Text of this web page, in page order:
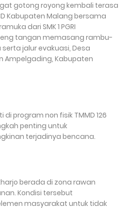
gotong royong kembali terasa
Kabupaten Malang bersama
dari SMK 1 PGRI
tangan memasang rambu-
jalur evakuasi, Desa
Ampelgading, Kabupaten
di program non fisik TMMD 126
penting untuk
terjadinya bencana.
berada di zona rawan
Kondisi tersebut
masyarakat untuk tidak